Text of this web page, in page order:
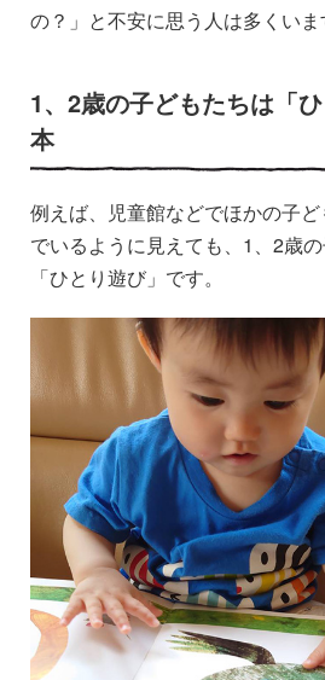
の？」と不安に思う人は多くいま
1、2歳の子どもたちは「
本
例えば、児童館などでほかの子
でいるように見えても、1、2歳の
「ひとり遊び」です。